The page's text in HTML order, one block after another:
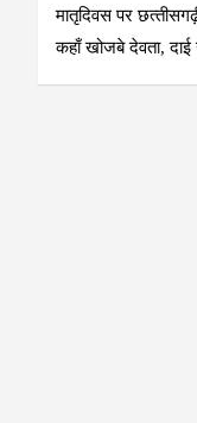
मातृदिवस पर
कहाँ खोजबे देवता,